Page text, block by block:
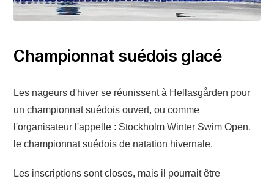
Championnat suédois glacé
Les nageurs d'hiver se réunissent à Hellasgården pour
un championnat suédois ouvert, ou comme
l'organisateur l'appelle : Stockholm Winter Swim Open,
le championnat suédois de natation hivernale.
Les inscriptions sont closes, mais il pourrait être